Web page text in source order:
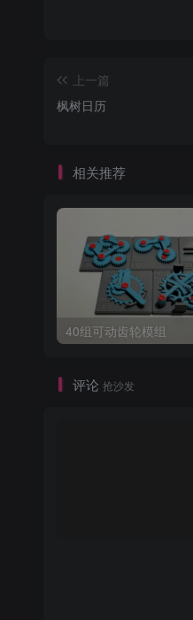
上一篇
枫树日历
相关推荐
40组可动齿轮模组
评论 抢沙发